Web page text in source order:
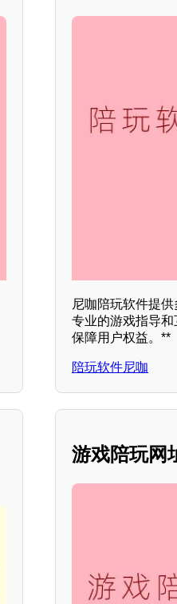
尼咖陪玩软件提
专业的游戏指导
保障用户权益。**
陪玩软件尼咖
游戏陪玩网